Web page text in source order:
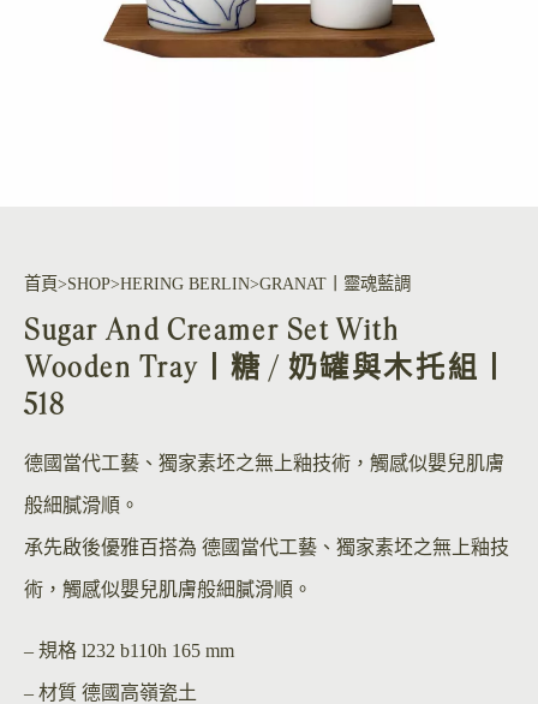
首頁 SHOP HERING BERLIN GRANAT丨靈魂藍調
Sugar And Creamer Set With
Wooden Tray丨糖 / 奶罐與木托組丨
518
德國當代工藝、獨家素坯之無上釉技術，觸感似嬰兒肌膚
般細膩滑順。
承先啟後優雅百搭為 德國當代工藝、獨家素坯之無上釉技
術，觸感似嬰兒肌膚般細膩滑順。
– 規格 l232 b110h 165 mm
– 材質 德國高嶺瓷土